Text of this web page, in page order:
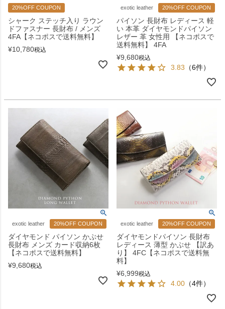
20%OFF COUPON
シャーク ステッチ入り ラウン
ドファスナー 長財布 / メンズ
4FA【ネコポスで送料無料】
¥10,780税込
exotic leather 20%OFF COUPON
パイソン 長財布 レディース 軽
い 本革 ダイヤモンドパイソン
レザー 革 女性用 【ネコポスで
送料無料】 4FA
¥9,680税込
3.83 （6件）
exotic leather 20%OFF COUPON
ダイヤモンド パイソン かぶせ
長財布 メンズ カード収納6枚
【ネコポスで送料無料】
¥9,680税込
exotic leather 20%OFF COUPON
ダイヤモンドパイソン 長財布
レディース 薄型 かぶせ 【訳あ
り】 4FC【ネコポスで送料無
料】
¥6,999税込
4.00 （4件）